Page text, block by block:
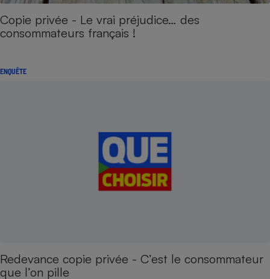
Copie privée - Le vrai préjudice… des
consommateurs français !
ENQUÊTE
Redevance copie privée - C’est le consommateur
que l’on pille